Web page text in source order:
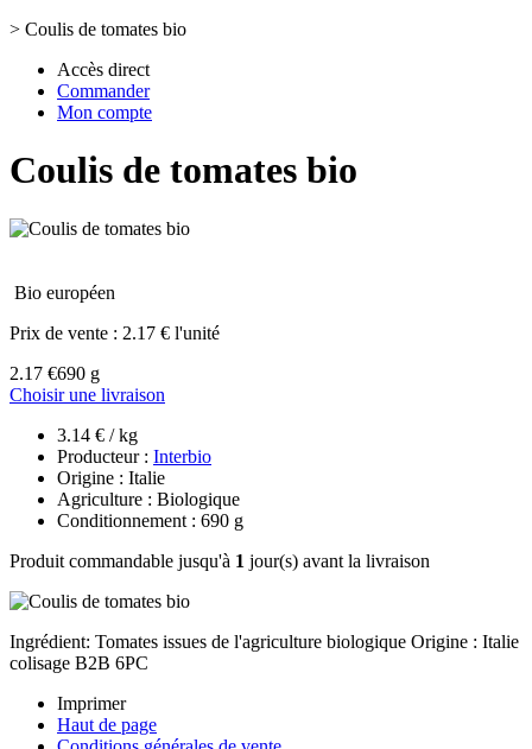
> Coulis de tomates bio
Accès direct
Commander
Mon compte
Coulis de tomates bio
Bio européen
Prix de vente : 2.17 € l'unité
2.17 €690 g
Choisir une livraison
3.14 € / kg
Producteur : Interbio
Origine : Italie
Agriculture : Biologique
Conditionnement : 690 g
Produit commandable jusqu'à 1 jour(s) avant la livraison
Ingrédient: Tomates issues de l'agriculture biologique Origine : Italie
colisage B2B 6PC
Imprimer
Haut de page